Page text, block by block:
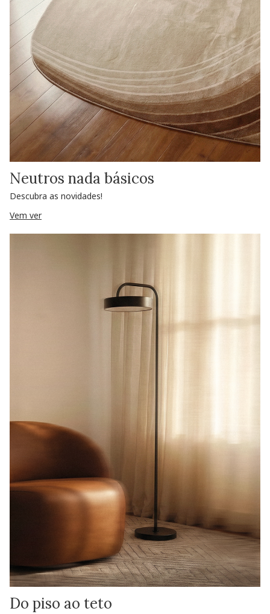
Neutros nada básicos
Descubra as novidades!
Vem ver
Do piso ao teto